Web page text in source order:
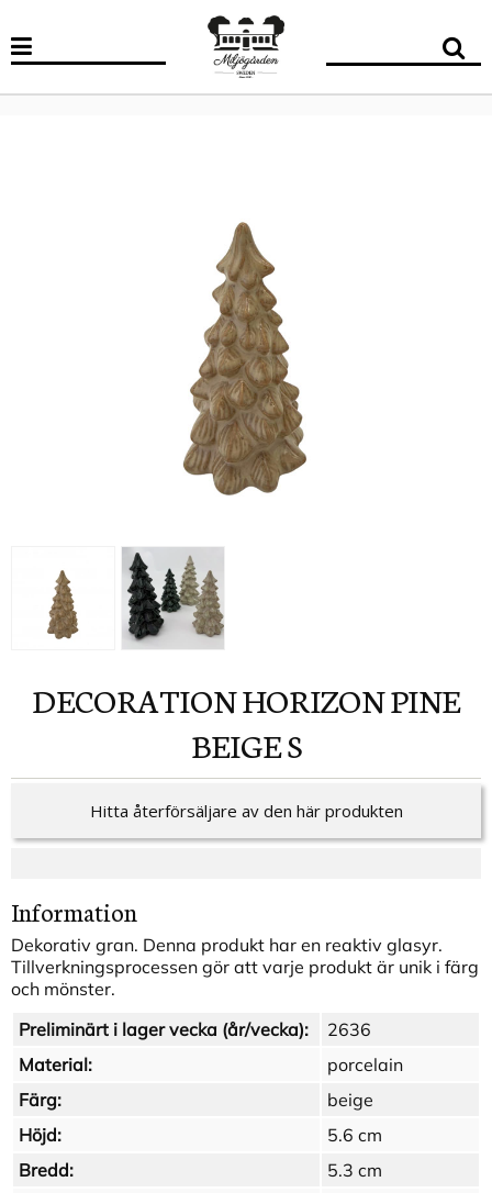
DECORATION HORIZON PINE
BEIGE S
Hitta återförsäljare av den här produkten
Information
Dekorativ gran. Denna produkt har en reaktiv glasyr.
Tillverkningsprocessen gör att varje produkt är unik i färg
och mönster.
Preliminärt i lager vecka (år/vecka):
2636
Material:
porcelain
Färg:
beige
Höjd:
5.6 cm
Bredd:
5.3 cm